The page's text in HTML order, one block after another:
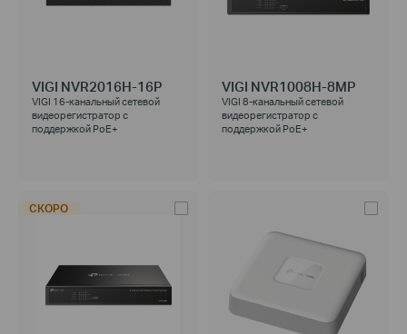
VIGI NVR2016H-16P
VIGI 16-канальный сетевой
видеорегистратор с
поддержкой PoE+
VIGI NVR1008H-8MP
VIGI 8-канальный сетевой
видеорегистратор с
поддержкой PoE+
СКОРО